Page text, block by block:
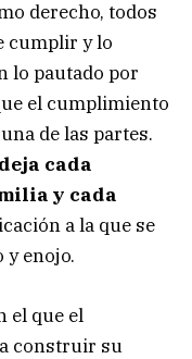
derecho, todos
cumplir y lo
lo pautado por
el cumplimiento
de las partes.
cada
y cada
a la que se
y enojo.
el que el
construir su